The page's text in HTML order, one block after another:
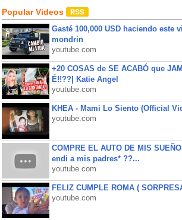
Popular Videos
Gasté 100,000 USD haciendo este
mondrin
youtube.com
+20 COSAS de SE ACABÓ que
É!!??| Katie Angel
youtube.com
KHEA - Mami Lo Siento (Official
youtube.com
COMPRE EL AUTO DE MIS
endi a mis padres* ??...
youtube.com
FELIZ CUMPLE ROMA (
youtube.com